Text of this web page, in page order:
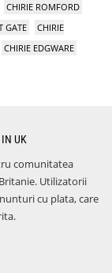
CHIRIE ROMFORD
GATE
CHIRIE
CHIRIE EDGWARE
UK
comunitatea
Utilizatorii
cu plata, care